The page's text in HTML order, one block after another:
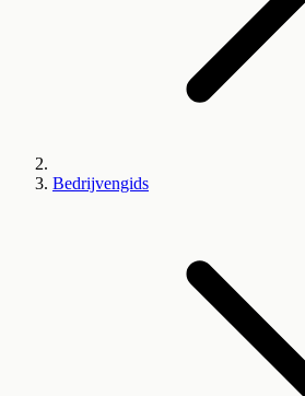
Bedrijvengids